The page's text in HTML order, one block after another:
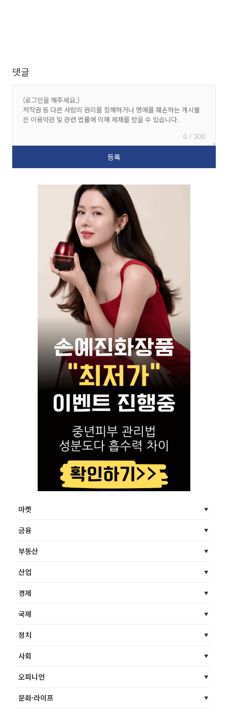
댓글
0 / 300
마켓
금융
부동산
산업
경제
국제
정치
사회
오피니언
문화·라이프